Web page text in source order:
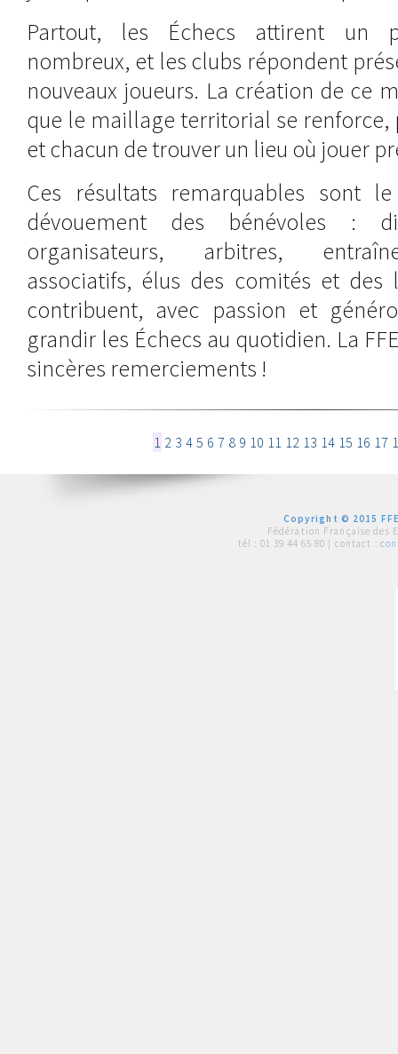
Partout, les Échecs attirent un
nombreux, et les clubs répondent
nouveaux joueurs. La création de ce
que le maillage territorial se renforce,
et chacun de trouver un lieu où jouer
Ces résultats remarquables sont
dévouement des bénévoles :
organisateurs, arbitres,
associatifs, élus des comités et des
contribuent, avec passion et
grandir les Échecs au quotidien. La
sincères remerciements !
1 2 3 4 5 6 7 8 9 10 11 12 13 14 15 16 17
Copyright © 2015
Fédération Française des
tél : 01 39 44 65 80 | contact :